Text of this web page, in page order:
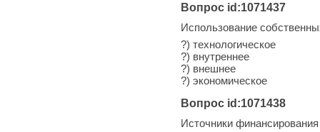
Вопрос id:1071437
Использование
?) технологическое
?) внутреннее
?) внешнее
?) экономическое
Вопрос id:1071438
Источники